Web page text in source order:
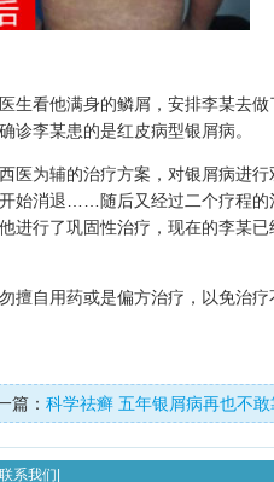
生看他满身的鳞屑，安排李某去
诊李某患的是红皮病型银屑病。
医为辅的治疗方案，对银屑病进
始消退……随后又经过二个疗程的
进行了巩固性治疗，现在的李某
擅自用药或是偏方治疗，以免治疗
篇： 科学祛癣 五年银屑病再也不敢
联系我们